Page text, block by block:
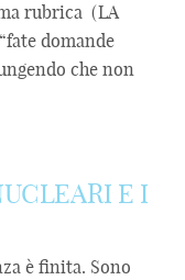
rubrica (LA
domande
che non
E I
è finita. Sono